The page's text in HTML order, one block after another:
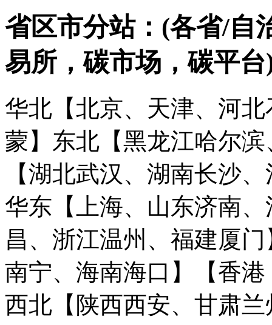
省区市分站：(各省/自
易所，碳市场，碳平台
华北【北京、天津、河
蒙】 东北【黑龙江哈尔
【湖北武汉、湖南长沙
华东【上海、山东济南
昌、浙江温州、福建厦门
南宁、海南海口】
【香
西北【陕西西安、甘肃